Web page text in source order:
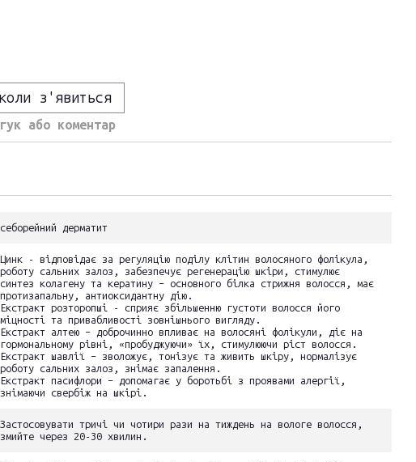
з'явиться
або коментар
себорейний дерматит
Цинк - відповідає за регуляцію поділу клітин волосяного фолікула,
роботу сальних залоз, забезпечує регенерацію шкіри, стимулює
синтез колагену та кератину – основного білка стрижня волосся, має
протизапальну, антиоксидантну дію.
Екстракт розторопші - сприяє збільшенню густоти волосся його
міцності та привабливості зовнішнього вигляду.
Екстракт алтею – доброчинно впливає на волосяні фолікули, діє на
гормональному рівні, «пробуджуючи» їх, стимулюючи ріст волосся.
Екстракт шавлії – зволожує, тонізує та живить шкіру, нормалізує
роботу сальних залоз, знімає запалення.
Екстракт пасифлори – допомагає у боротьбі з проявами алергії,
знімаючи свербіж на шкірі.
Застосовувати тричі чи чотири рази на тиждень на вологе волосся,
змийте через 20-30 хвилин.